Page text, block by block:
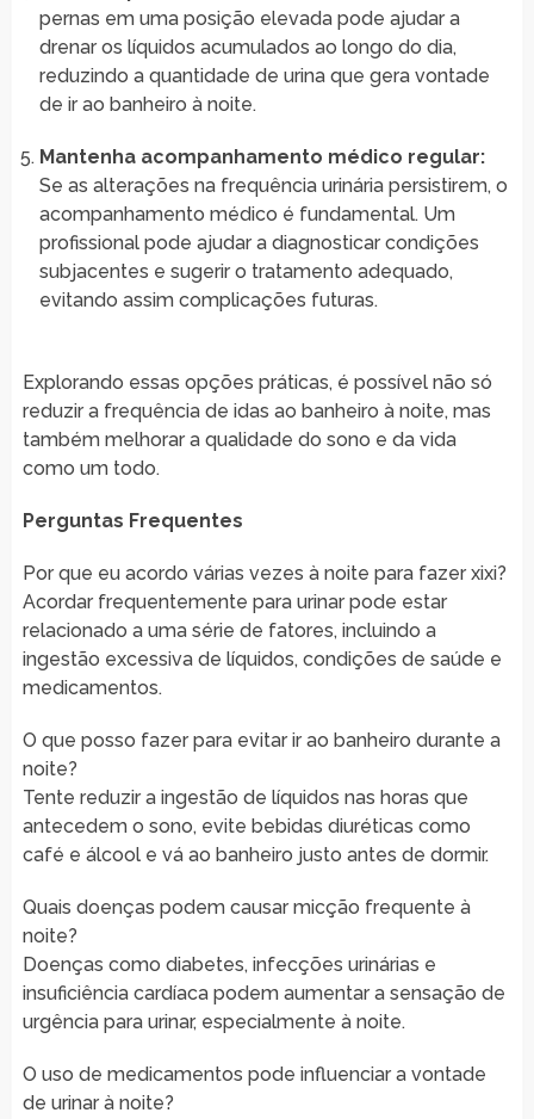
pernas em uma posição elevada pode ajudar a
drenar os líquidos acumulados ao longo do dia,
reduzindo a quantidade de urina que gera vontade
de ir ao banheiro à noite.
Mantenha acompanhamento médico regular:
Se as alterações na frequência urinária persistirem, o
acompanhamento médico é fundamental. Um
profissional pode ajudar a diagnosticar condições
subjacentes e sugerir o tratamento adequado,
evitando assim complicações futuras.
Explorando essas opções práticas, é possível não só
reduzir a frequência de idas ao banheiro à noite, mas
também melhorar a qualidade do sono e da vida
como um todo.
Perguntas Frequentes
Por que eu acordo várias vezes à noite para fazer xixi?
Acordar frequentemente para urinar pode estar
relacionado a uma série de fatores, incluindo a
ingestão excessiva de líquidos, condições de saúde e
medicamentos.
O que posso fazer para evitar ir ao banheiro durante a
noite?
Tente reduzir a ingestão de líquidos nas horas que
antecedem o sono, evite bebidas diuréticas como
café e álcool e vá ao banheiro justo antes de dormir.
Quais doenças podem causar micção frequente à
noite?
Doenças como diabetes, infecções urinárias e
insuficiência cardíaca podem aumentar a sensação de
urgência para urinar, especialmente à noite.
O uso de medicamentos pode influenciar a vontade
de urinar à noite?